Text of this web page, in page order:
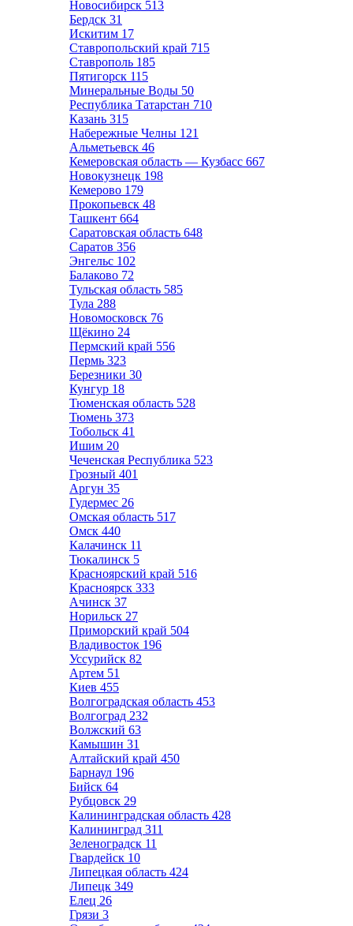
Новосибирск 513
Бердск 31
Искитим 17
Ставропольский край 715
Ставрополь 185
Пятигорск 115
Минеральные Воды 50
Республика Татарстан 710
Казань 315
Набережные Челны 121
Альметьевск 46
Кемеровская область — Кузбасс 667
Новокузнецк 198
Кемерово 179
Прокопьевск 48
Ташкент 664
Саратовская область 648
Саратов 356
Энгельс 102
Балаково 72
Тульская область 585
Тула 288
Новомосковск 76
Щёкино 24
Пермский край 556
Пермь 323
Березники 30
Кунгур 18
Тюменская область 528
Тюмень 373
Тобольск 41
Ишим 20
Чеченская Республика 523
Грозный 401
Аргун 35
Гудермес 26
Омская область 517
Омск 440
Калачинск 11
Тюкалинск 5
Красноярский край 516
Красноярск 333
Ачинск 37
Норильск 27
Приморский край 504
Владивосток 196
Уссурийск 82
Артем 51
Киев 455
Волгоградская область 453
Волгоград 232
Волжский 63
Камышин 31
Алтайский край 450
Барнаул 196
Бийск 64
Рубцовск 29
Калининградская область 428
Калининград 311
Зеленоградск 11
Гвардейск 10
Липецкая область 424
Липецк 349
Елец 26
Грязи 3